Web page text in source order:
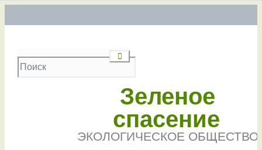
Зеленое
спасение
ЭКОЛОГИЧЕСКОЕ ОБЩЕСТВО